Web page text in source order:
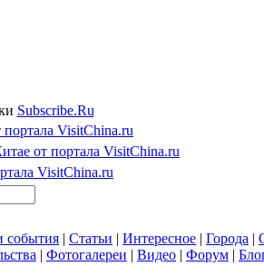
Subscribe.Ru
VisitChina.ru
от портала VisitChina.ru
VisitChina.ru
события | Статьи | Интересное | Города |
| Фотогалереи | Видео | Форум |